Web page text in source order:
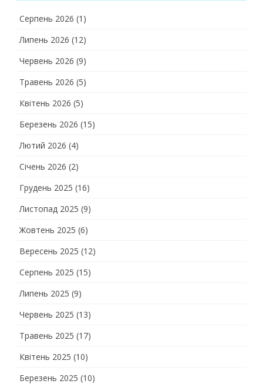
Серпень 2026 (1)
Липень 2026 (12)
Червень 2026 (9)
Травень 2026 (5)
Квітень 2026 (5)
Березень 2026 (15)
Лютий 2026 (4)
Січень 2026 (2)
Грудень 2025 (16)
Листопад 2025 (9)
Жовтень 2025 (6)
Вересень 2025 (12)
Серпень 2025 (15)
Липень 2025 (9)
Червень 2025 (13)
Травень 2025 (17)
Квітень 2025 (10)
Березень 2025 (10)